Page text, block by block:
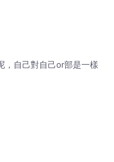
，自己對自己or部是一樣